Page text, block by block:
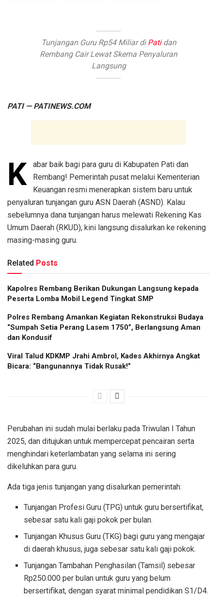
Tunjangan Guru Rp54 Miliar diPatidan
Rembang Cair Lewat Skema Penyaluran
Langsung
PATI — PATINEWS.COM
K
abar baik bagi para guru di Kabupaten Pati dan
Rembang! Pemerintah pusat melalui Kementerian
Keuangan resmi menerapkan sistem baru untuk
penyaluran tunjangan guru ASN Daerah (ASND). Kalau
sebelumnya dana tunjangan harus melewati Rekening Kas
Umum Daerah (RKUD), kini langsung disalurkan ke rekening
masing-masing guru.
Related Posts
Kapolres Rembang Berikan Dukungan Langsung kepada
Peserta Lomba Mobil Legend Tingkat SMP
Polres Rembang Amankan Kegiatan Rekonstruksi Budaya
“Sumpah Setia Perang Lasem 1750”, Berlangsung Aman
dan Kondusif
Viral Talud KDKMP Jrahi Ambrol, Kades Akhirnya Angkat
Bicara: “Bangunannya Tidak Rusak!”
Perubahan ini sudah mulai berlaku pada Triwulan I Tahun
2025, dan ditujukan untuk mempercepat pencairan serta
menghindari keterlambatan yang selama ini sering
dikeluhkan para guru.
Ada tiga jenis tunjangan yang disalurkan pemerintah:
Tunjangan Profesi Guru (TPG) untuk guru bersertifikat,
sebesar satu kali gaji pokok per bulan.
Tunjangan Khusus Guru (TKG) bagi guru yang mengajar
di daerah khusus, juga sebesar satu kali gaji pokok.
Tunjangan Tambahan Penghasilan (Tamsil) sebesar
Rp250.000 per bulan untuk guru yang belum
bersertifikat, dengan syarat minimal pendidikan S1/D4.